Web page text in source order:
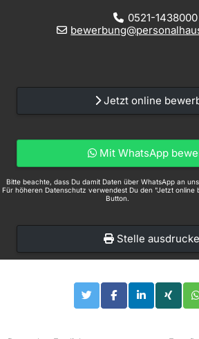
0521-1438000
Jetzt online
Mit WhatsApp
Bitte beachte, dass Du damit Daten über WhatsApp an
Für höheren Datenschutz verwendest Du den "Jetzt online
Button.
Stelle